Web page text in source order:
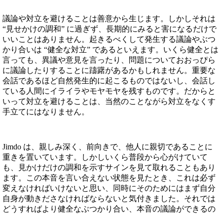
議論や対立を避けることは善意から生じます。しかしそれは
“見せかけの調和” に過ぎず、長期的にみると害になるだけで
いいことはありません。起きるべくして発生する議論やぶつ
かり合いは “健全な対立” であるといえます。いくら健全とは
言っても、異議や意見を言ったり、問題についておおっぴら
に議論したりすることに躊躇があるかもしれません。重要な
会話であるほど自然発生的に起こるものではないし、会話し
ている人間にイライラやモヤモヤを残すものです。だからと
いって対立を避けることは、当然のことながら対立をなくす
手立てにはなりません。
Jimdo は、親しみ深く、前向きで、他人に親切であることに
重きを置いています。しかしいくら普段から心がけていて
も、見かけだけの調和を示すサインを見て取れることもあり
ます。この本音を言い合えない状態を見たとき、これは必ず
変えなければいけないと思い、同時にそのためにはまず自分
自身が動きださなければならないと気付きました。それでは
どうすればより健全なぶつかり合い、本音の議論ができるの